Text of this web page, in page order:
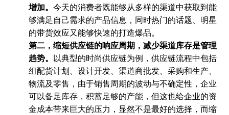
增加。 今天的消费者既能够从多样的渠道中获取到能
够满足自己需求的产品信息，同时热门的话题、明星
的带货效应又能够快速的打造爆品。
第二，缩短供应链的响应周期，减少渠道库存是管理
趋势。
以典型的时尚供应链为例，供应链流程中包括
组配货计划、设计开发、渠道商批发、采购和生产、
物流及零售，由于销售周期的波动与不确定性，企业
可以备足库存，积蓄足够的产能，但这也给企业的资
金成本带来巨大的压力，显然不是最好的选择，而缩